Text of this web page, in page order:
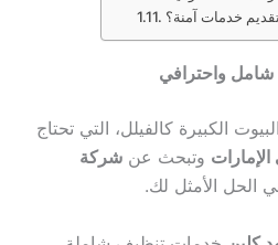
خدمات آمنة؟
شامل واحترافي
الكبيرة كالفيلل، التي تحتاج
الإمارات وتبحث عن شركة
الحل الأمثل لك.